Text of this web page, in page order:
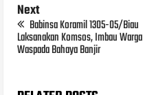
Next
Babinsa Koramil 1305-05/Biau
Laksanakan Komsos, Imbau Warga
Waspada Bahaya Banjir